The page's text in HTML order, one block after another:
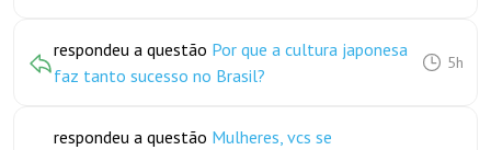
respondeu a questão Por que a cultura japonesa
faz tanto sucesso no Brasil?
5h
respondeu a questão Mulheres, vcs se